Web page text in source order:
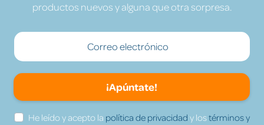
productos nuevos y alguna que otra sorpresa.
¡Apúntate!
He leído y acepto la política de privacidad y lostérminos y